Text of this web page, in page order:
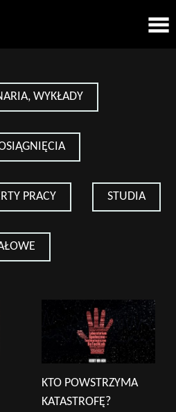
WYKŁADY
PRACY STUDIA
KTO POWSTRZYMA
KATASTROFĘ?